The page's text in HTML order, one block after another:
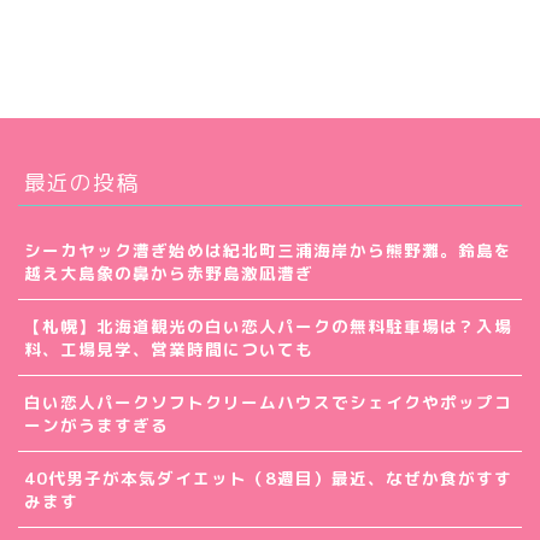
最近の投稿
シーカヤック漕ぎ始めは紀北町三浦海岸から熊野灘。鈴島を
越え大島象の鼻から赤野島激凪漕ぎ
【札幌】北海道観光の白い恋人パークの無料駐車場は？入場
料、工場見学、営業時間についても
白い恋人パークソフトクリームハウスでシェイクやポップコ
ーンがうますぎる
40代男子が本気ダイエット（8週目）最近、なぜか食がすす
みます